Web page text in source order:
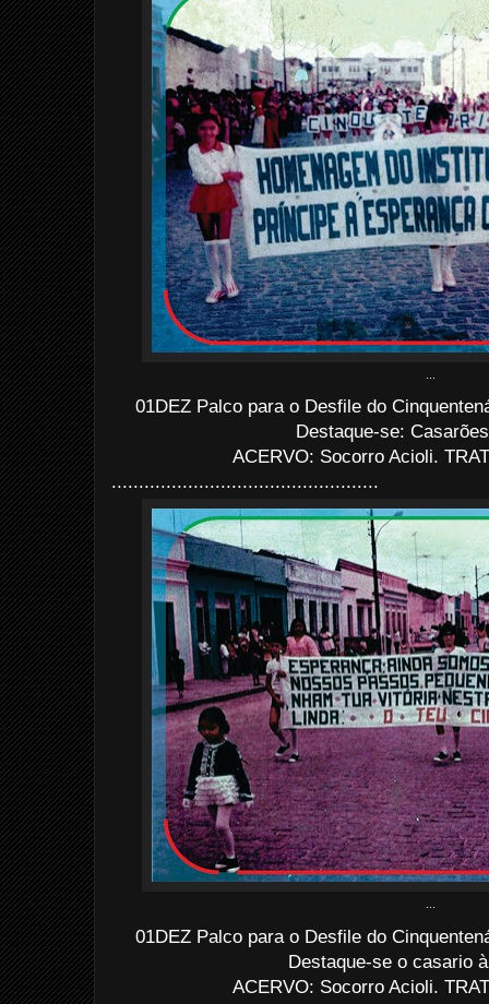
01DEZ Palco para o Desfile do
Destaque-se:
ACERVO: Socorro Acioli.
.................................................
01DEZ Palco para o Desfile do
Destaque-se o casario
ACERVO: Socorro Acioli.